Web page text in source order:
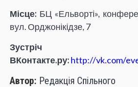
Місце: БЦ «Ельворті»,
вул. Орджонікідзе, 7
Зустріч
ВКонтакте.ру:http://vk.com/
Автор: Редакція Спільного